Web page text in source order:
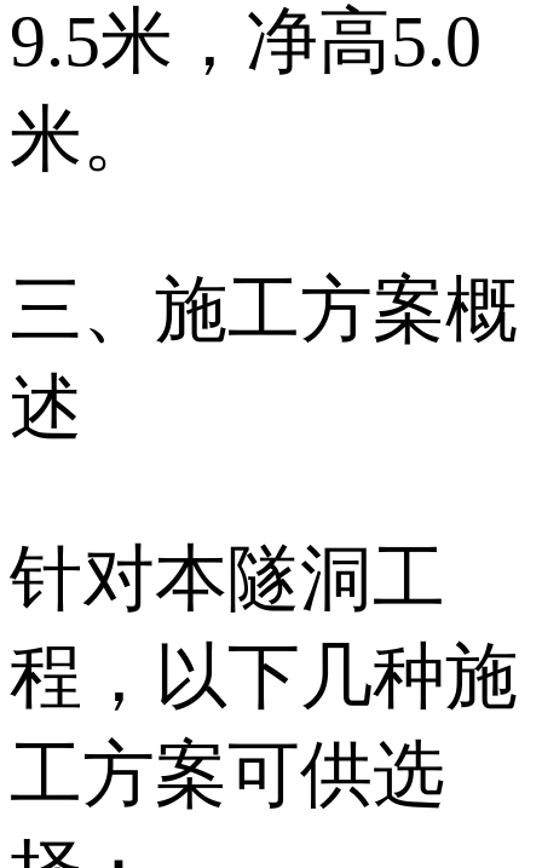
9.5米，净高5.0
米。
三、施工方案概
述
针对本隧洞工
程，以下几种施
工方案可供选